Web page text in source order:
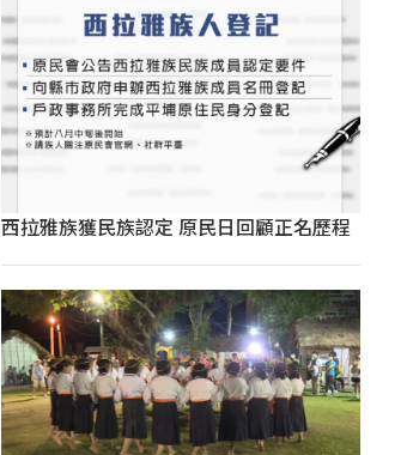
西拉雅族獲民族認定 原民日回顧正名歷程